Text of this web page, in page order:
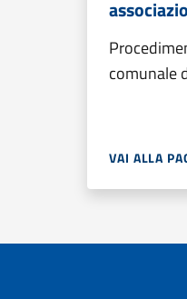
comunale
VAI ALLA